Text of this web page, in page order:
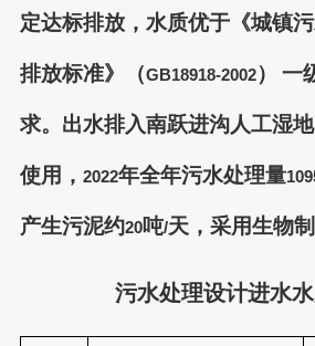
定达标排放，水质优于《城镇
排放标准》（GB18918-2002） 一
求。出水排入南跃进沟人工湿
使用， 2022年全年污水处理量
产生污泥约20吨/天，采用生物
污水处理设计进水